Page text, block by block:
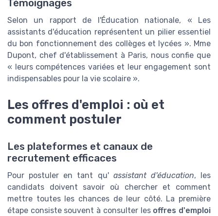
Témoignages
Selon un rapport de l'Éducation nationale, « Les
assistants d'éducation représentent un pilier essentiel
du bon fonctionnement des collèges et lycées ». Mme
Dupont, chef d'établissement à Paris, nous confie que
« leurs compétences variées et leur engagement sont
indispensables pour la vie scolaire ».
Les offres d'emploi : où et
comment postuler
Les plateformes et canaux de
recrutement efficaces
Pour postuler en tant qu' assistant d'éducation, les
candidats doivent savoir où chercher et comment
mettre toutes les chances de leur côté. La première
étape consiste souvent à consulter les offres d'emploi